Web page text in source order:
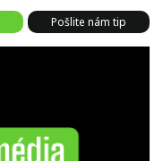
Pošlite nám tip